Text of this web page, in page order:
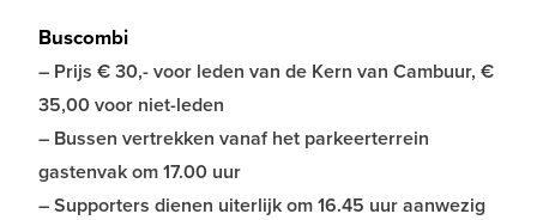
Buscombi
– Prijs € 30,- voor leden van de Kern van Cambuur, €
35,00 voor niet-leden
– Bussen vertrekken vanaf het parkeerterrein
gastenvak om 17.00 uur
– Supporters dienen uiterlijk om 16.45 uur aanwezig